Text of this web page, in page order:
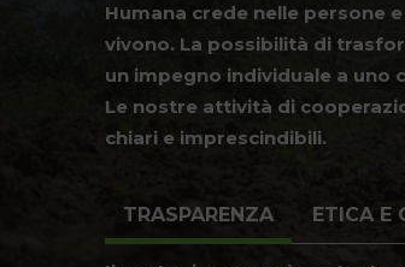
Humana crede nelle persone
vivono. La possibilità di
un impegno individuale a
Le nostre attività di
chiari e imprescindibili.
TRASPARENZA ETICA E